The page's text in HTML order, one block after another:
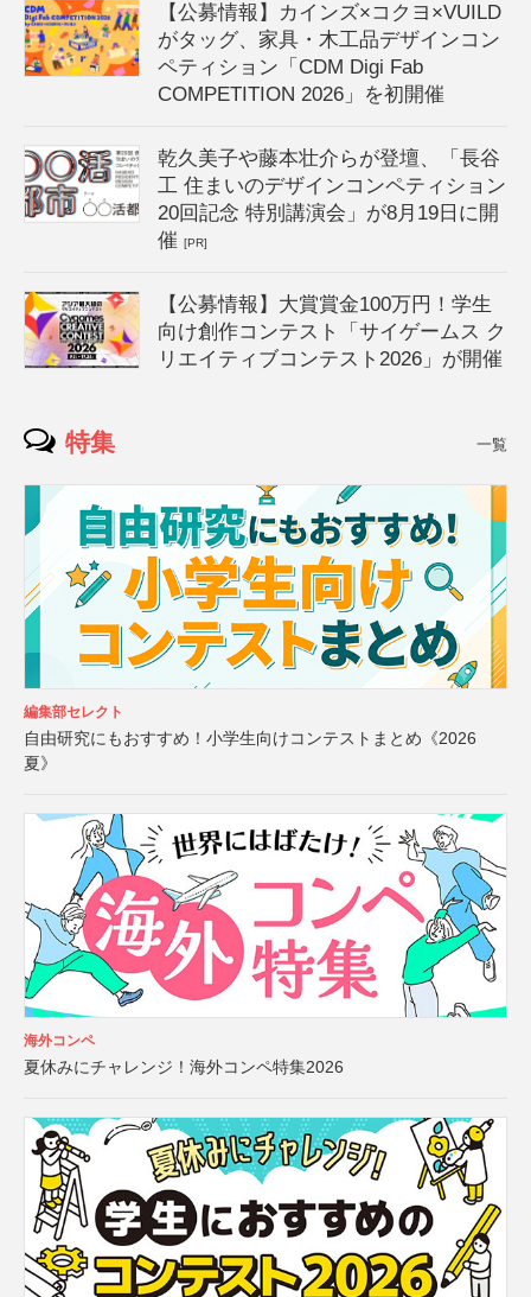
【公募情報】カインズ×コクヨ×VUILD
がタッグ、家具・木工品デザインコン
ペティション「CDM Digi Fab
COMPETITION 2026」を初開催
乾久美子や藤本壮介らが登壇、「長谷
工 住まいのデザインコンペティション
20回記念 特別講演会」が8月19日に開
催[PR]
【公募情報】大賞賞金100万円！学生
向け創作コンテスト「サイゲームス ク
リエイティブコンテスト2026」が開催
特集 一覧
編集部セレクト
自由研究にもおすすめ！小学生向けコンテストまとめ《2026
夏》
海外コンペ
夏休みにチャレンジ！海外コンペ特集2026